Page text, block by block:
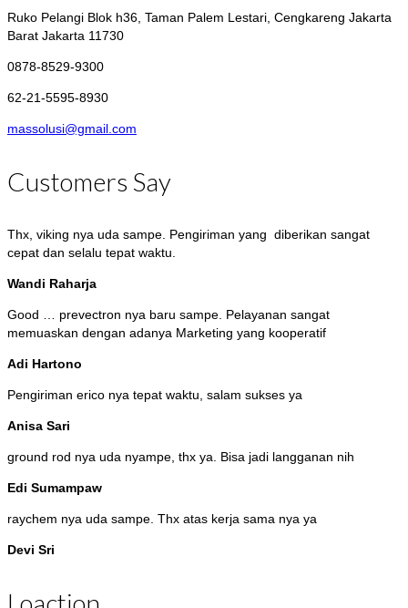
Ruko Pelangi Blok h36, Taman Palem Lestari, Cengkareng Jakarta
Barat Jakarta 11730
0878-8529-9300
62-21-5595-8930
massolusi@gmail.com
Customers Say
Thx, viking nya uda sampe. Pengiriman yang diberikan sangat
cepat dan selalu tepat waktu.
Wandi Raharja
Good … prevectron nya baru sampe. Pelayanan sangat
memuaskan dengan adanya Marketing yang kooperatif
Adi Hartono
Pengiriman erico nya tepat waktu, salam sukses ya
Anisa Sari
ground rod nya uda nyampe, thx ya. Bisa jadi langganan nih
Edi Sumampaw
raychem nya uda sampe. Thx atas kerja sama nya ya
Devi Sri